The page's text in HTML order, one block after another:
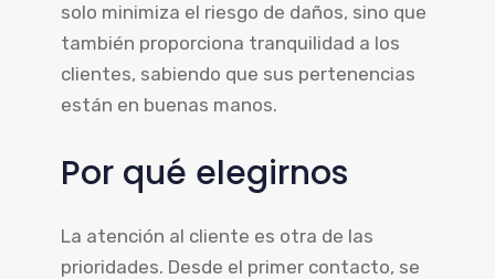
solo minimiza el riesgo de daños, sino que
también proporciona tranquilidad a los
clientes, sabiendo que sus pertenencias
están en buenas manos.
Por qué elegirnos
La atención al cliente es otra de las
prioridades. Desde el primer contacto, se